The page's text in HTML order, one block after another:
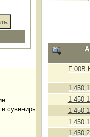
сувениры
F 00B
1 450
1 450
1 450
1 450
1 450